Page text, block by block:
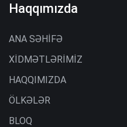
Haqqımızda
ANA SƏHİFƏ
XİDMƏTLƏRİMİZ
HAQQIMIZDA
ÖLKƏLƏR
BLOQ